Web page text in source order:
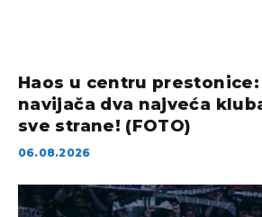
Haos u centru prestonice:
navijača dva najveća
sve strane! (FOTO)
06.08.2026